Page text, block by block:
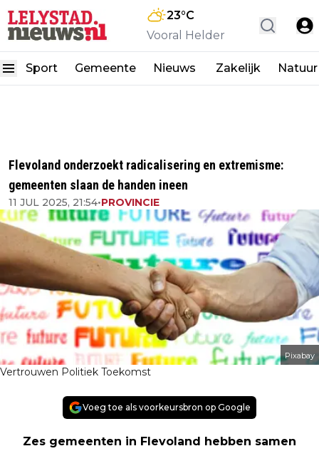
23°C
Vooral Helder
Sport Gemeente Nieuws Zakelijk Natuur
Flevoland onderzoekt radicalisering en extremisme:
gemeenten slaan de handen ineen
11 JUL 2025, 21:54•PROVINCIE
Pixabay
Vertrouwen Politiek Toekomst
Voeg toe als voorkeursbron op Google
Zes gemeenten in Flevoland hebben samen